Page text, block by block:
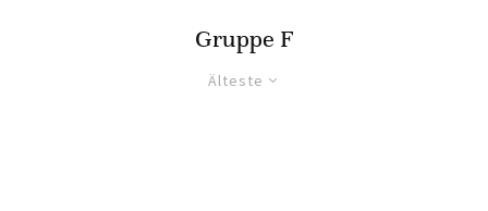
Gruppe F
Älteste